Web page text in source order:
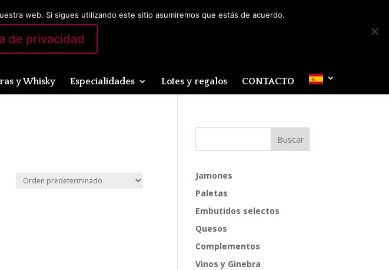
Mi cuenta 0 elementos
y Whisky Especialidades Lotes y regalos CONTACTO
Jamones
Paletas
Embutidos selectos
Quesos
Complementos
Vinos y Ginebra
web. Si sigues utilizando este sitio asumiremos que estás de acuerdo.
de privacidad